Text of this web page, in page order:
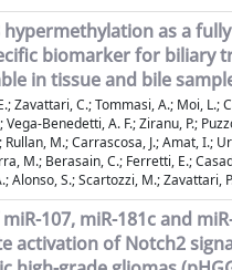
hypermethylation as a
biomarker for biliary
in tissue and bile
Zavattari, C.; Tommasi, A.; Moi, L.;
Vega-Benedetti, A. F.; Ziranu, P.;
Rullan, M.; Carrascosa, J.; Amat, I.;
M.; Berasain, C.; Ferretti, E.;
Alonso, S.; Scartozzi, M.; Zavattari,
107, miR-181c and
activation of Notch2